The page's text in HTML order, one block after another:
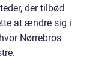
der tilbød
at ændre sig i
Nørrebros